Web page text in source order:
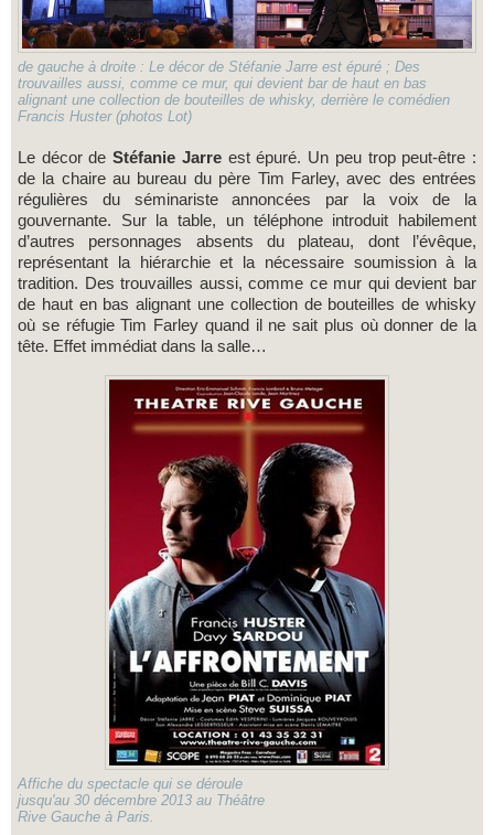
de gauche à droite : ‎Le décor de Stéfanie Jarre est épuré ; Des
trouvailles aussi, comme ce mur, qui devient bar de haut en bas
alignant une collection de bouteilles de whisky, derrière le comédien
Francis Huster (photos Lot)
Le décor deStéfanie Jarre est épuré. Un peu trop peut-être :
de la chaire au bureau du père Tim Farley, avec des entrées
régulières du séminariste annoncées par la voix de la
gouvernante. Sur la table, un téléphone introduit habilement
d’autres personnages absents du plateau, dont l’évêque,
représentant la hiérarchie et la nécessaire soumission à la
tradition. Des trouvailles aussi, comme ce mur qui devient bar
de haut en bas alignant une collection de bouteilles de whisky
où se réfugie Tim Farley quand il ne sait plus où donner de la
tête. Effet immédiat dans la salle…
Affiche du spectacle qui se déroule
jusqu'au 30 décembre 2013 au Théâtre
Rive Gauche à Paris.